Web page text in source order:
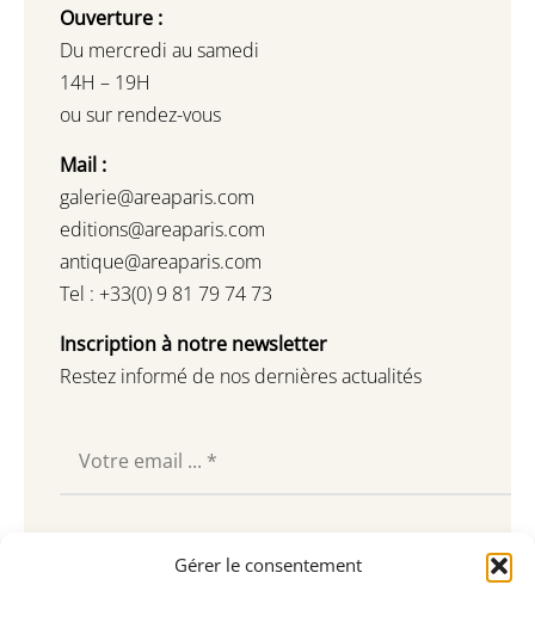
Gérer le consentement
Ouverture :
Du mercredi au samedi
14H – 19H
ou sur rendez-vous
Mail :
galerie@areaparis.com
editions@areaparis.com
antique@areaparis.com
Tel : +33(0) 9 81 79 74 73
Inscription à notre newsletter
Restez informé de nos dernières actualités
Souscrire